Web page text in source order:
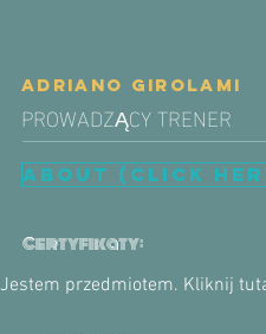
Adriano Girolami
PROWADZĄCY TRENER
ABOUT (CLICK
Certyfikaty:
Jestem przedmiotem. ​Kliknij